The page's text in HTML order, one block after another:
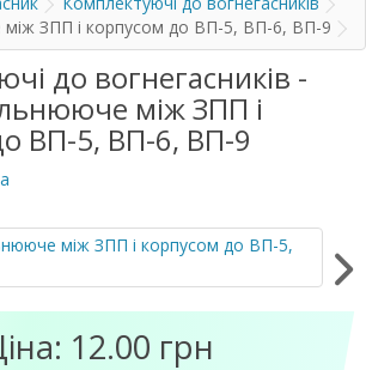
між ЗПП і корпусом до ВП-5, ВП-6, ВП-9
до вогнегасників -
між ЗПП і
ВП-5, ВП-6, ВП-9
12.00 грн